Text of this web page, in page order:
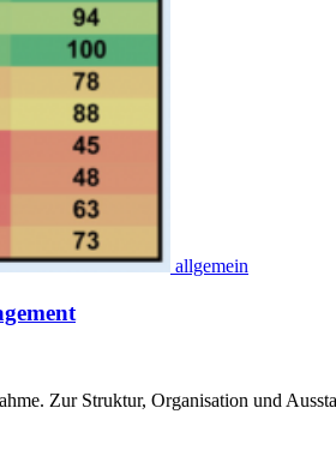
allgemein
Zur Struktur, Organisation und